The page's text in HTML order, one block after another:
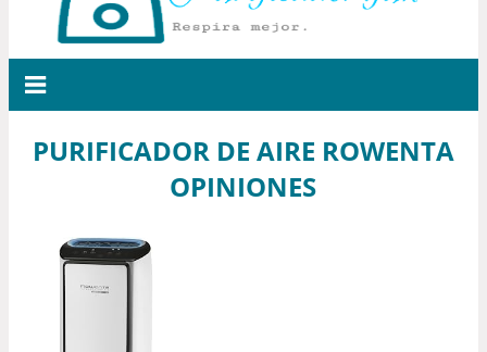
PURIFICADOR DE AIRE ROWENTA
OPINIONES